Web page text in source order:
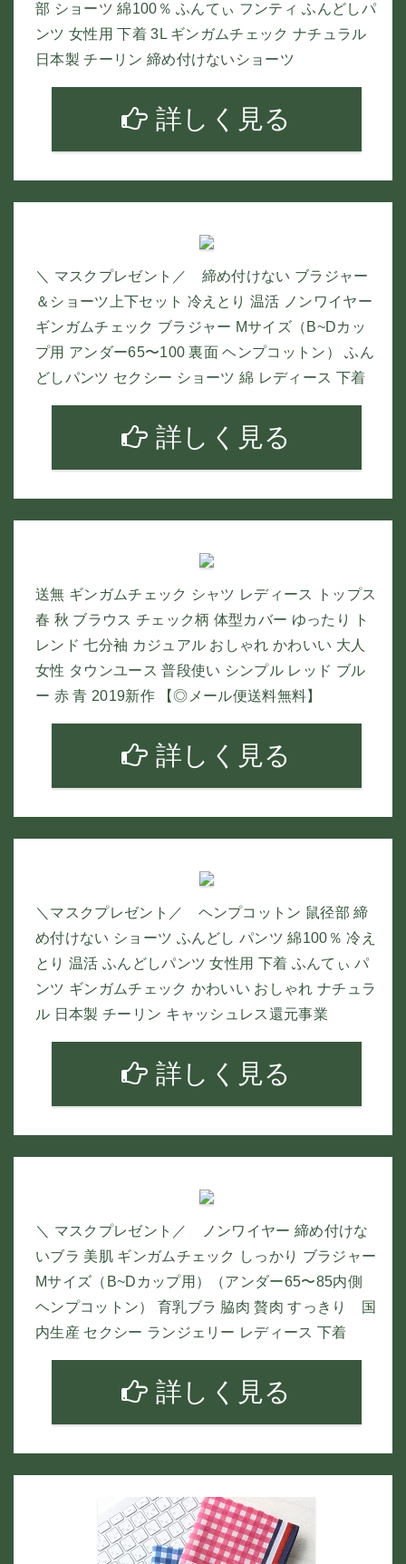
部 ショーツ 綿100％ ふんてぃ フンティ ふんどしパ
ンツ 女性用 下着 3L ギンガムチェック ナチュラル
日本製 チーリン 締め付けないショーツ
詳しく見る
＼ マスクプレゼント／ 締め付けない ブラジャー
＆ショーツ上下セット 冷えとり 温活 ノンワイヤー
ギンガムチェック ブラジャー Mサイズ（B~Dカッ
プ用 アンダー65〜100 裏面 ヘンプコットン） ふん
どしパンツ セクシー ショーツ 綿 レディース 下着
詳しく見る
送無 ギンガムチェック シャツ レディース トップス
春 秋 ブラウス チェック柄 体型カバー ゆったり ト
レンド 七分袖 カジュアル おしゃれ かわいい 大人
女性 タウンユース 普段使い シンプル レッド ブル
ー 赤 青 2019新作 【◎メール便送料無料】
詳しく見る
＼マスクプレゼント／ ヘンプコットン 鼠径部 締
め付けない ショーツ ふんどし パンツ 綿100％ 冷え
とり 温活 ふんどしパンツ 女性用 下着 ふんてぃ パ
ンツ ギンガムチェック かわいい おしゃれ ナチュラ
ル 日本製 チーリン キャッシュレス還元事業
詳しく見る
＼ マスクプレゼント／ ノンワイヤー 締め付けな
いブラ 美肌 ギンガムチェック しっかり ブラジャー
Mサイズ（B~Dカップ用）（アンダー65〜85内側
ヘンプコットン） 育乳ブラ 脇肉 贅肉 すっきり 国
内生産 セクシー ランジェリー レディース 下着
詳しく見る